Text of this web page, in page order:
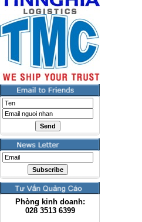
Phòng kinh doanh:
028 3513 6399